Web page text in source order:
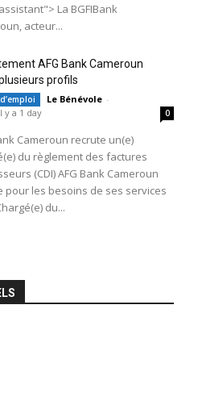
La BGFIBank
acteur...
AFG Bank Cameroun
profils
Le Bénévole -
y a 1 day
0
Cameroun recrute un(e)
du règlement des factures
(CDI) AFG Bank Cameroun
pour les besoins de ses services
du...